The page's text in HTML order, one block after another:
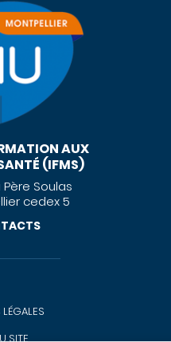
AUX
(IFMS)
Père Soulas
cedex 5
SITE